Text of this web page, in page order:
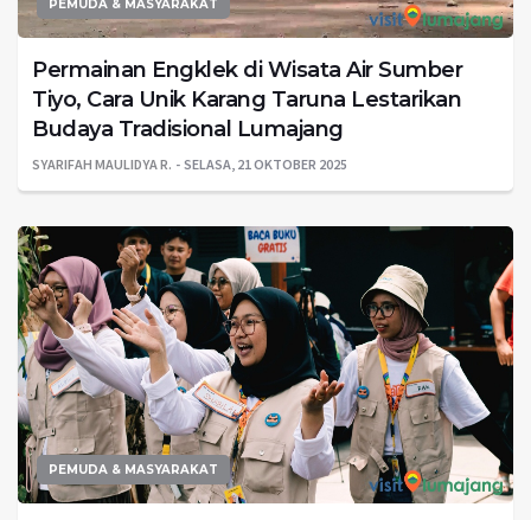
PEMUDA & MASYARAKAT
Permainan Engklek di Wisata Air Sumber
Tiyo, Cara Unik Karang Taruna Lestarikan
Budaya Tradisional Lumajang
SYARIFAH MAULIDYA R. SELASA, 21 OKTOBER 2025
PEMUDA & MASYARAKAT